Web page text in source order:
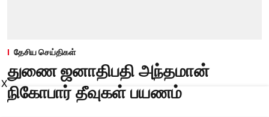
தேசிய செய்திகள்
துணை ஜனாதிபதி அந்தமான்
நிகோபார் தீவுகள் பயணம்
X